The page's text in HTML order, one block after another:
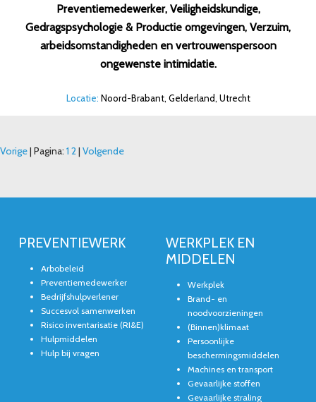
Preventiemedewerker, Veiligheidskundige,
Gedragspsychologie & Productie omgevingen, Verzuim,
arbeidsomstandigheden en vertrouwenspersoon
ongewenste intimidatie.
Locatie: Noord-Brabant, Gelderland, Utrecht
Vorige Pagina: 1 2 Volgende
PREVENTIEWERK
Arbobeleid
Preventiemedewerker
Bedrijfshulpverlener
Succesvol samenwerken
Risico inventarisatie (RI&E)
Hulpmiddelen
Hulp bij vragen
WERKPLEK EN
MIDDELEN
Werkplek
Brand- en
noodvoorzieningen
(Binnen)klimaat
Persoonlijke
beschermingsmiddelen
Machines en transport
Gevaarlijke stoffen
Gevaarlijke straling